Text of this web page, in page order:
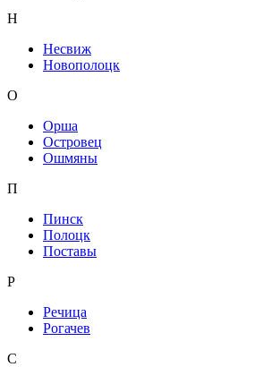
Н
Несвиж
Новополоцк
О
Орша
Островец
Ошмяны
П
Пинск
Полоцк
Поставы
Р
Речица
Рогачев
С